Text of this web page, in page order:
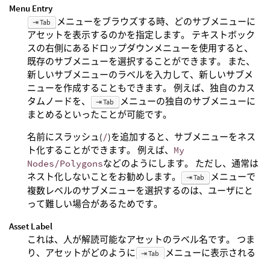
Menu Entry
⇥ Tab
メニューをブラウズする時、どのサブメニューに
アセットを表示するのかを指定します。 テキストボック
スの右側にあるドロップダウンメニューを使用すると、
既存のサブメニューを選択することができます。 また、
新しいサブメニューのラベルを入力して、新しいサブメ
ニューを作成することもできます。 例えば、独自のカス
タムノードを、
⇥ Tab
メニューの独自のサブメニューに
まとめるといったことが可能です。
名前にスラッシュ(/)を追加すると、サブメニューをネス
ト化することができます。 例えば、 My
Nodes/Polygonsなどのようにします。 ただし、通常は
ネスト化しないことをお勧めします。
⇥ Tab
メニューで
複数レベルのサブメニューを選択するのは、ユーザにと
って難しい場合があるためです。
Asset Label
これは、人が解読可能なアセットのラベル名です。 つま
り、アセットがどのように
⇥ Tab
メニューに表示される